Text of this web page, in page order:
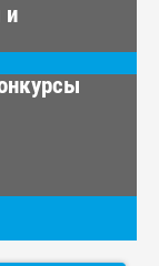
и